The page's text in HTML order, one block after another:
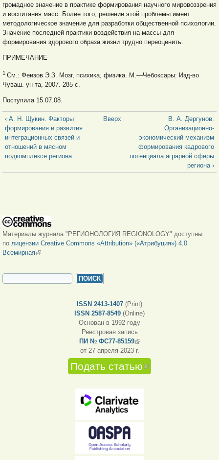
громадное значение в практике формирования научного мировоззрения
и воспитания масс. Более того, решение этой проблемы имеет
методологическое значение для разработки общественной психологии.
Значение последней практики воздействия на массы для
формирования здорового образа жизни трудно переоценить.
ПРИМЕЧАНИЕ
1 См.: Феизов Э.З. Мозг, психика, физика. М.—Чебоксары: Изд-во
Чуваш. ун-та, 2007. 285 с.
Поступила 15.07.08.
‹ А. Н. Щукин. Факторы
формирования и развития
интеграционных связей и
отношений в мясном
подкомплексе региона
Вверх
В. А. Дергунов.
Организационно-
экономический механизм
формирования кадрового
потенциала аграрной сферы
региона ›
Материалы журнала "РЕГИОНОЛОГИЯ REGIONOLOGY" доступны
по лицензии Creative Commons «Attribution» («Атрибуция») 4.0
Всемирная(внешняя ссылка)
ФОРМА ПОИСКА
ISSN 2413-1407 (Print)
ISSN 2587-8549 (Online)
Основан в 1992 году
Реестровая запись
ПИ № ФС77-85159(внешняя ссылка)
от 27 апреля 2023 г.
Подать статью